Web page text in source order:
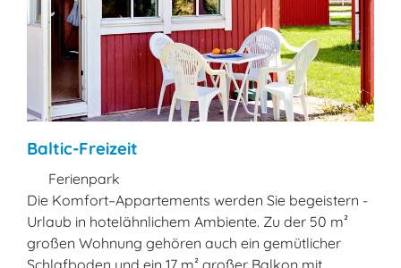
Baltic-Freizeit
Ferienpark
Die Komfort–Appartements werden Sie begeistern -
Urlaub in hotelähnlichem Ambiente. Zu der 50 m²
großen Wohnung gehören auch ein gemütlicher